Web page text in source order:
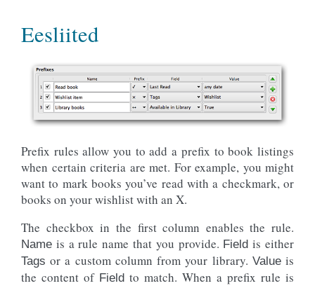
Eesliited
Prefix rules allow you to add a prefix to book listings
when certain criteria are met. For example, you might
want to mark books you’ve read with a checkmark, or
books on your wishlist with an X.
The checkbox in the first column enables the rule.
Name is a rule name that you provide. Field is either
Tags or a custom column from your library. Valueis
the content of Field to match. When a prefix rule is